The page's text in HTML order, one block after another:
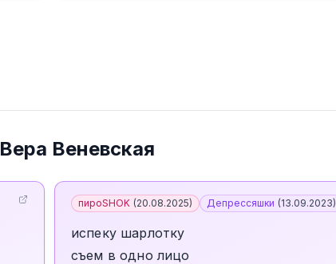
Вера Веневская
пироSHOK (20.08.2025) Депрессяшки (13.09.2023)
испеку шарлотку
съем в одно лицо